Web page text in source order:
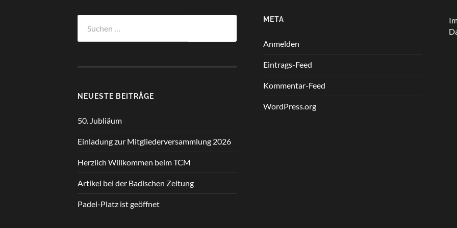
nach:
NEUESTE BEITRÄGE
50. Jubliäum
Einladung zur Mitgliederversammlung 2026
Herzlich Willkommen beim TCM
Artikel bei der Badischen Zeitung
Padel-Platz ist geöffnet
META
Anmelden
Eintrags-Feed
Kommentar-Feed
WordPress.org